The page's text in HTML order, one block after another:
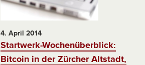
4. April 2014
Startwerk-Wochenüberblick:
Bitcoin in der Zürcher Altstadt,